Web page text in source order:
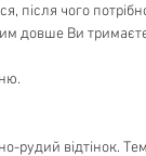
чого
довше Ви
відтінок.